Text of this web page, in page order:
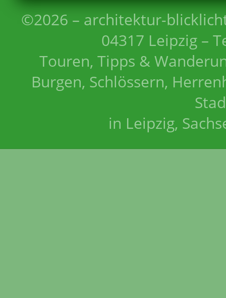
©2026 – architektur-
04317 Leipzig –
Touren, Tipps &
Burgen, Schlössern,
in Leipzig,